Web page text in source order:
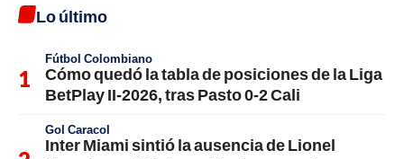
Lo último
Fútbol Colombiano
Cómo quedó la tabla de posiciones de la Liga
BetPlay II-2026, tras Pasto 0-2 Cali
Gol Caracol
Inter Miami sintió la ausencia de Lionel